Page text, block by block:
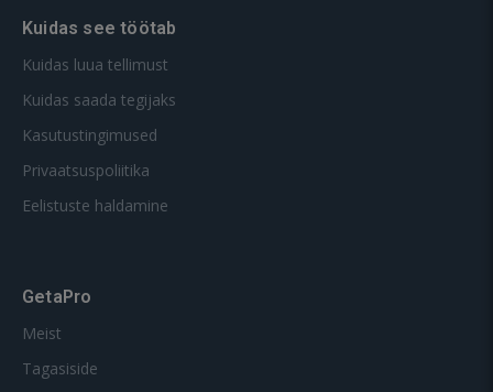
Kuidas see töötab
Kuidas luua tellimust
Kuidas saada tegijaks
Kasutustingimused
Privaatsuspoliitika
Eelistuste haldamine
GetaPro
Meist
Tagasiside